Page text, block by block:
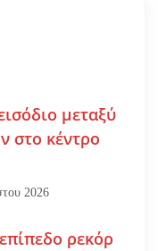
μεταξύ
στο κέντρο
2026
ρεκόρ